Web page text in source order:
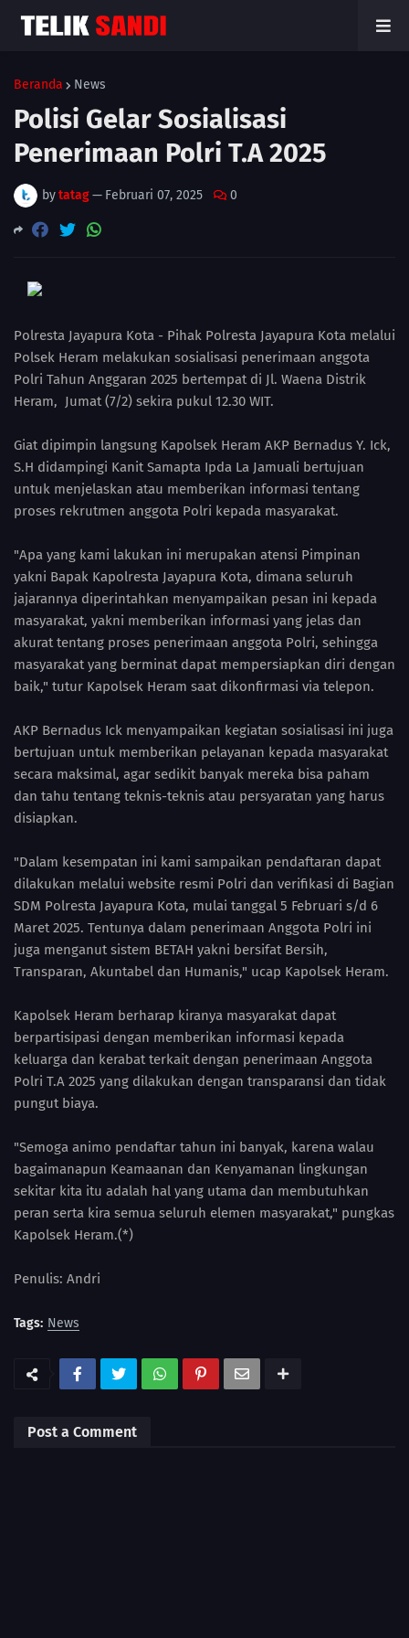
Beranda News
Polisi Gelar Sosialisasi
Penerimaan Polri T.A 2025
bytatag— Februari 07, 2025 0
Polresta Jayapura Kota - Pihak Polresta Jayapura Kota melalui
Polsek Heram melakukan sosialisasi penerimaan anggota
Polri Tahun Anggaran 2025 bertempat di Jl. Waena Distrik
Heram, Jumat (7/2) sekira pukul 12.30 WIT.
Giat dipimpin langsung Kapolsek Heram AKP Bernadus Y. Ick,
S.H didampingi Kanit Samapta Ipda La Jamuali bertujuan
untuk menjelaskan atau memberikan informasi tentang
proses rekrutmen anggota Polri kepada masyarakat.
"Apa yang kami lakukan ini merupakan atensi Pimpinan
yakni Bapak Kapolresta Jayapura Kota, dimana seluruh
jajarannya diperintahkan menyampaikan pesan ini kepada
masyarakat, yakni memberikan informasi yang jelas dan
akurat tentang proses penerimaan anggota Polri, sehingga
masyarakat yang berminat dapat mempersiapkan diri dengan
baik," tutur Kapolsek Heram saat dikonfirmasi via telepon.
AKP Bernadus Ick menyampaikan kegiatan sosialisasi ini juga
bertujuan untuk memberikan pelayanan kepada masyarakat
secara maksimal, agar sedikit banyak mereka bisa paham
dan tahu tentang teknis-teknis atau persyaratan yang harus
disiapkan.
"Dalam kesempatan ini kami sampaikan pendaftaran dapat
dilakukan melalui website resmi Polri dan verifikasi di Bagian
SDM Polresta Jayapura Kota, mulai tanggal 5 Februari s/d 6
Maret 2025. Tentunya dalam penerimaan Anggota Polri ini
juga menganut sistem BETAH yakni bersifat Bersih,
Transparan, Akuntabel dan Humanis," ucap Kapolsek Heram.
Kapolsek Heram berharap kiranya masyarakat dapat
berpartisipasi dengan memberikan informasi kepada
keluarga dan kerabat terkait dengan penerimaan Anggota
Polri T.A 2025 yang dilakukan dengan transparansi dan tidak
pungut biaya.
"Semoga animo pendaftar tahun ini banyak, karena walau
bagaimanapun Keamaanan dan Kenyamanan lingkungan
sekitar kita itu adalah hal yang utama dan membutuhkan
peran serta kira semua seluruh elemen masyarakat," pungkas
Kapolsek Heram.(*)
Penulis: Andri
Tags: News
Post a Comment